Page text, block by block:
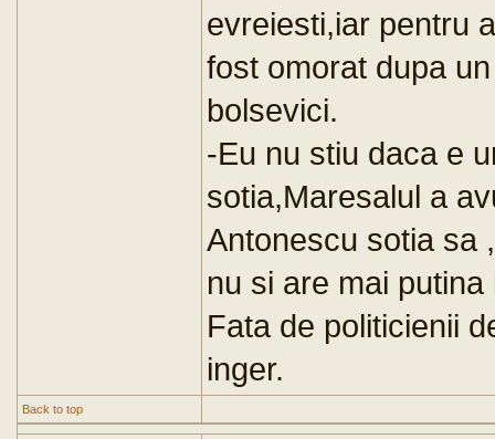
evreiesti,iar pentru
fost omorat dupa
bolsevici.
-Eu nu stiu daca e
sotia,Maresalul a
Antonescu sotia sa
nu si are mai
Fata de politicienii
inger.
Back to top